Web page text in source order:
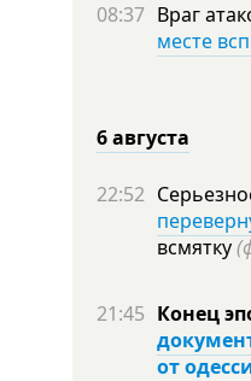
08:37 Враг
месте
6 августа
22:52
всмятку
21:45 Конец
от